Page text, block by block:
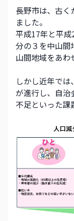
長野市は、古く
ました。
平成17年と平
分の３を中山間
山間地域をあわ
しかし近年で
が進行し、自治
不足といった課